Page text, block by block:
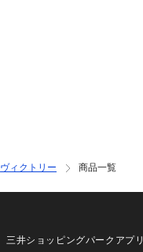
ヴィクトリー 商品一覧
三井ショッピングパークアプリ